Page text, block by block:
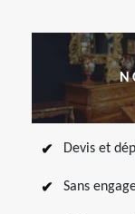
Devis et
Sans